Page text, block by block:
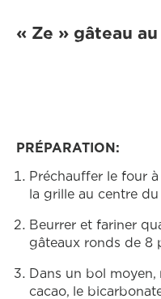
« Ze » gâteau
PRÉPARATION:
Préchauffer le four
la grille au centre du
Beurrer et fariner
gâteaux ronds de 8
Dans un bol moyen,
cacao, le